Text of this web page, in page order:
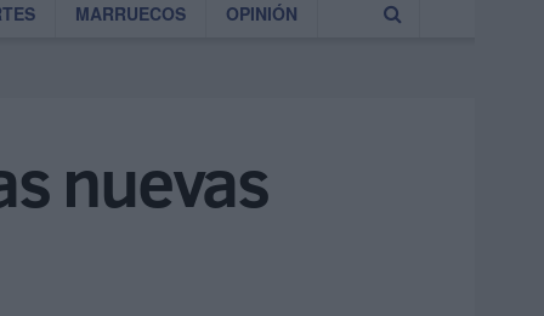
MARRUECOS OPINIÓN
nuevas